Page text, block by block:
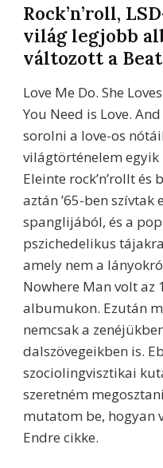
Rock’n’roll,
világ legjobb
változott a
Love Me Do. She
You Need is Love.
sorolni a love-os
világtörténelem egyik
Eleinte rock’n’rollt
aztán ’65-ben szívtak
spanglijából, és a
pszichedelikus
amely nem a
Nowhere Man volt az
albumukon. Ezután
nemcsak a
dalszövegeikben is.
szociolingvisztikai
szeretném
mutatom be, hogyan
Endre cikke.